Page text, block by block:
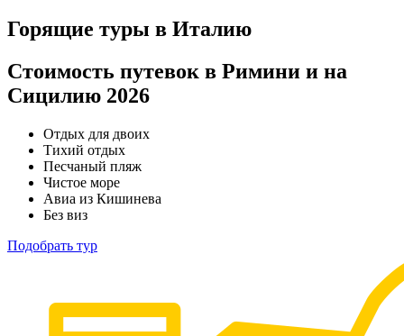
Горящие туры в Италию
Стоимость путевок в Римини и на
Сицилию 2026
Отдых для двоих
Тихий отдых
Песчаный пляж
Чистое море
Авиа из Кишинева
Без виз
Подобрать тур